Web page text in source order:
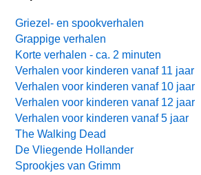
Griezel- en spookverhalen
Grappige verhalen
Korte verhalen - ca. 2 minuten
Verhalen voor kinderen vanaf 11 jaar
Verhalen voor kinderen vanaf 10 jaar
Verhalen voor kinderen vanaf 12 jaar
Verhalen voor kinderen vanaf 5 jaar
The Walking Dead
De Vliegende Hollander
Sprookjes van Grimm